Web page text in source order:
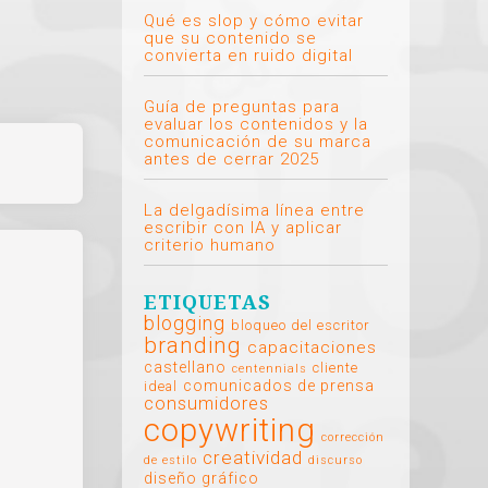
Qué es slop y cómo evitar
que su contenido se
convierta en ruido digital
Guía de preguntas para
evaluar los contenidos y la
comunicación de su marca
antes de cerrar 2025
La delgadísima línea entre
escribir con IA y aplicar
criterio humano
ETIQUETAS
blogging bloqueo del escritor
branding capacitaciones
castellano centennials cliente
ideal
comunicados de prensa
consumidores
copywriting
corrección
de estilo creatividad discurso
diseño gráfico